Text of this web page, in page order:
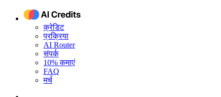
क्रेडिट
प्रक्रिया
AI Router
संपर्क
10% कमाएं
FAQ
मर्च